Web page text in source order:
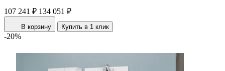
107 241 ₽ 134 051 ₽
В корзину Купить в 1 клик
-20%